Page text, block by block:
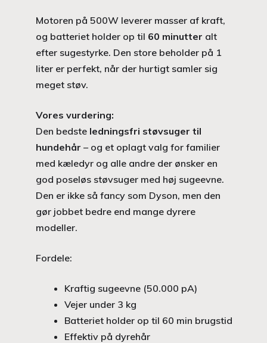
Motoren på 500W leverer masser af kraft,
og batteriet holder op til 60 minutter alt
efter sugestyrke. Den store beholder på 1
liter er perfekt, når der hurtigt samler sig
meget støv.
Vores vurdering:
Den bedste ledningsfri støvsuger til
hundehår – og et oplagt valg for familier
med kæledyr og alle andre der ønsker en
god poseløs støvsuger med høj sugeevne.
Den er ikke så fancy som Dyson, men den
gør jobbet bedre end mange dyrere
modeller.
Fordele:
Kraftig sugeevne (50.000 pA)
Vejer under 3 kg
Batteriet holder op til 60 min brugstid
Effektiv på dyrehår